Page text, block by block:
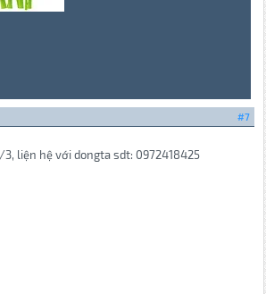
#7
liện hệ với dongta sdt: 0972418425